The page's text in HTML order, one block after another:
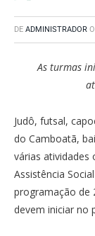
DE ADMINISTRADOR
As turmas
Judô, futsal,
do Camboatã,
várias atividades
Assistência
programação de
devem iniciar no